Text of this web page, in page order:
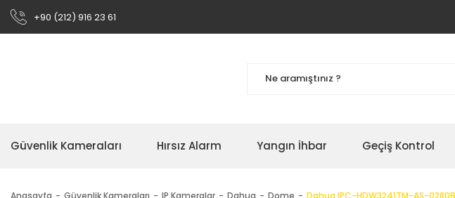
+90 (212) 916 23 61
Güvenlik Kameraları Hırsız Alarm Yangın İhbar Geçiş Kontrol
Anasayfa Güvenlik Kameraları IP Kameralar Dahua Dome Dahua IPC-HDW3241TM-AS-